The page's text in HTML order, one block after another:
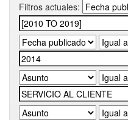
Filtros actuales: